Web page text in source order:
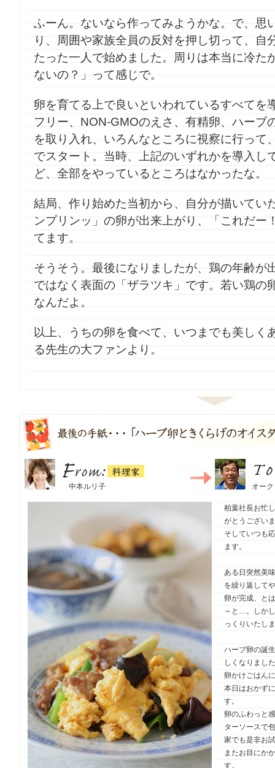
ふーん。ないなら作ってみようかな。で、思
り、周囲や家族全員の反対を押し切って、自
たった一人で始めました。周りは本当に冷た
ないの？」って感じで。
卵を育てる上で良いといわれているすべてを
フリー、NON-GMOのえさ、有精卵、ハーブ
を取り入れ、いろんなところに視察に行って
でスタート。当時、上記のいずれかを導入し
ど、全部をやっているところはなかったな。
結局、作り始めた当初から、自分が描いてい
ンプリンッ」の卵が出来上がり、「これだー
てます。
そうそう。最後になりましたが、鶏の年齢が
ではなく表面の「ザラツキ」です。若い鶏の
なんだよ。
以上、うちの卵を食べて、いつまでも美しく
る先生の大ファンより。
From：
中本ルリ子 To：
オー
柏葉社長お忙
がとうござい
そしていつも
ます。
ある日突然美
を繰り返して
卵が完成、と
～と…。しか
っくりいたし
ハーブ卵の誕
しくなりまし
卵かけごはん
本日はおかず
す。
卵のふわっと
ターソースで
家でも是非お
またお目にか
す。